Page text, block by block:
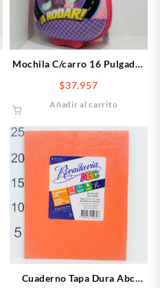
Mochila C/carro 16 Pulgadas
Minnie
$37.957
Añadir al carrito
Cuaderno Tapa Dura Abc